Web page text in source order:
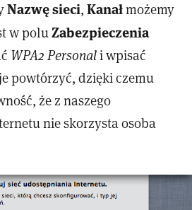
Nazwę sieci,Kanałmożemy
w poluZabezpieczenia
WPA2 Personali wpisać
powtórzyć, dzięki czemu
że z naszego
nie skorzysta osoba